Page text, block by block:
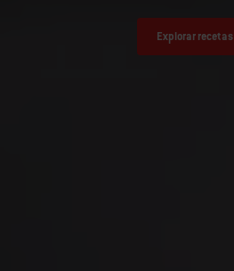
Explorar recetas